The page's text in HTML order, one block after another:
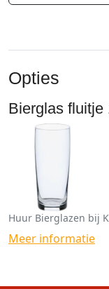
Opties
Bierglas fluitje
Huur Bierglazen bij
Meer informatie